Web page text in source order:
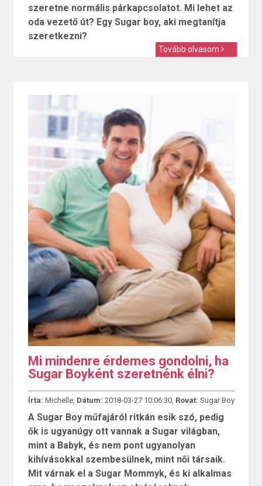
szeretne normális párkapcsolatot. Mi lehet az
oda vezető út? Egy Sugar boy, aki megtanítja
szeretkezni?
Tovább olvasom
Mi mindenre érdemes gondolni, ha
Sugar Boyként szeretnénk élni?
Írta: Michelle, Dátum: 2018-03-27 10:06:30, Rovat: Sugar Boy
A Sugar Boy műfajáról ritkán esik szó, pedig
ők is ugyanúgy ott vannak a Sugar világban,
mint a Babyk, és nem pont ugyanolyan
kihívásokkal szembesülnek, mint női társaik.
Mit várnak el a Sugar Mommyk, és ki alkalmas